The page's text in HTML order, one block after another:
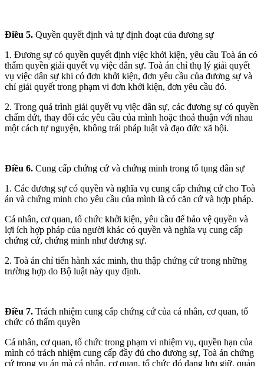
Điều 5. Quyền quyết định và tự định đoạt của đương sự
1. Đương sự có quyền quyết định việc khởi kiện, yêu cầu Toà án có
thẩm quyền giải quyết vụ việc dân sự. Toà án chỉ thụ lý giải quyết
vụ việc dân sự khi có đơn khởi kiện, đơn yêu cầu của đương sự và
chỉ giải quyết trong phạm vi đơn khởi kiện, đơn yêu cầu đó.
2. Trong quá trình giải quyết vụ việc dân sự, các đương sự có quyền
chấm dứt, thay đổi các yêu cầu của mình hoặc thoả thuận với nhau
một cách tự nguyện, không trái pháp luật và đạo đức xã hội.
Điều 6. Cung cấp chứng cứ và chứng minh trong tố tụng dân sự
1. Các đương sự có quyền và nghĩa vụ cung cấp chứng cứ cho Toà
án và chứng minh cho yêu cầu của mình là có căn cứ và hợp pháp.
Cá nhân, cơ quan, tổ chức khởi kiện, yêu cầu để bảo vệ quyền và
lợi ích hợp pháp của người khác có quyền và nghĩa vụ cung cấp
chứng cứ, chứng minh như đương sự.
2. Toà án chỉ tiến hành xác minh, thu thập chứng cứ trong những
trường hợp do Bộ luật này quy định.
Điều 7. Trách nhiệm cung cấp chứng cứ của cá nhân, cơ quan, tổ
chức có thẩm quyền
Cá nhân, cơ quan, tổ chức trong phạm vi nhiệm vụ, quyền hạn của
mình có trách nhiệm cung cấp đầy đủ cho đương sự, Toà án chứng
cứ trong vụ án mà cá nhân, cơ quan, tổ chức đó đang lưu giữ, quản